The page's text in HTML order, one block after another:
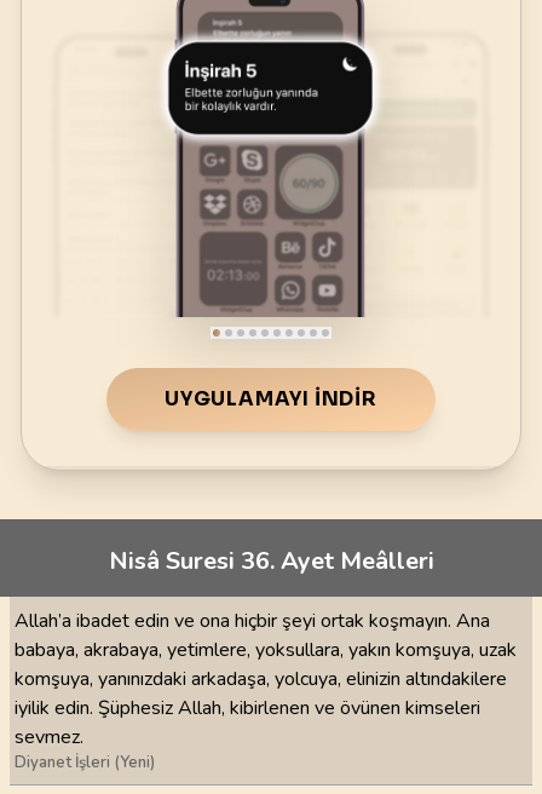
UYGULAMAYI İNDIR
Nisâ Suresi 36. Ayet Meâlleri
Allah’a ibadet edin ve ona hiçbir şeyi ortak koşmayın. Ana
babaya, akrabaya, yetimlere, yoksullara, yakın komşuya, uzak
komşuya, yanınızdaki arkadaşa, yolcuya, elinizin altındakilere
iyilik edin. Şüphesiz Allah, kibirlenen ve övünen kimseleri
sevmez.
Diyanet İşleri (Yeni)